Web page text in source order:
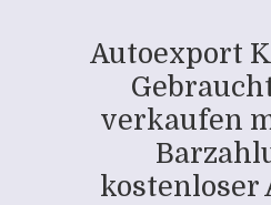
Autoexport
verkaufen
kostenloser